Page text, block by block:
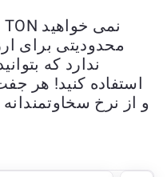
محدودیتی برای
ندارد که
استفاده کنید! هر
و از نرخ